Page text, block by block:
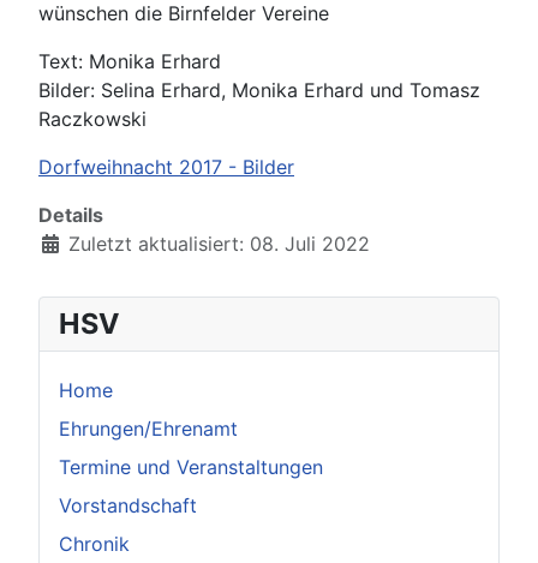
wünschen die Birnfelder Vereine
Text: Monika Erhard
Bilder: Selina Erhard, Monika Erhard und Tomasz
Raczkowski
Dorfweihnacht 2017 - Bilder
Details
Zuletzt aktualisiert: 08. Juli 2022
HSV
Home
Ehrungen/Ehrenamt
Termine und Veranstaltungen
Vorstandschaft
Chronik